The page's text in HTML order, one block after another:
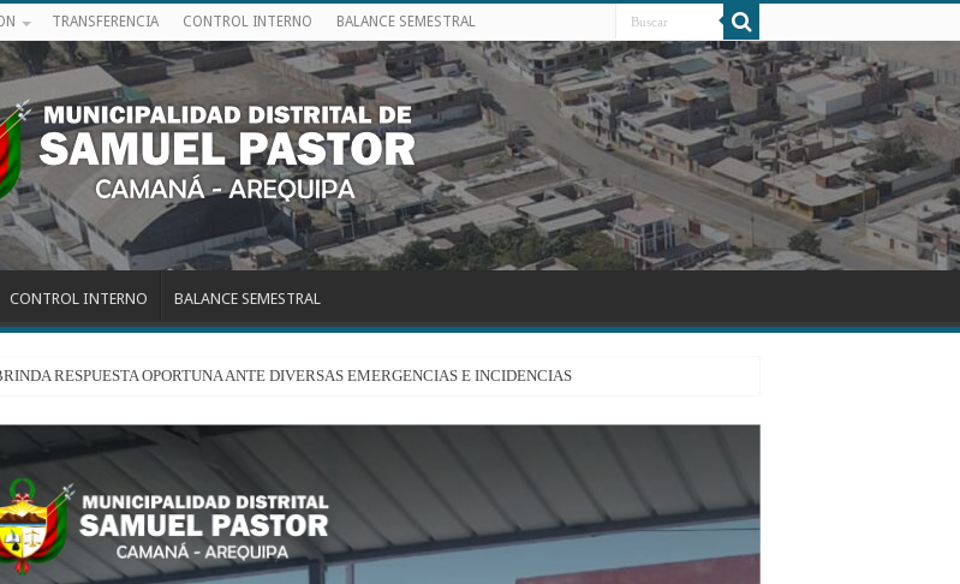
TRANSFERENCIA CONTROL INTERNO BALANCE SEMESTRAL
CONTROL INTERNO BALANCE SEMESTRAL
RESPUESTA OPORTUNA ANTE DIVERSAS EMERGENCIAS E INCIDENCIAS